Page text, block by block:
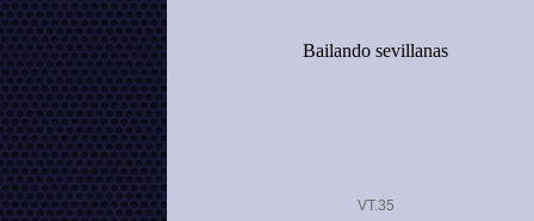
Bailando sevillanas
VT.